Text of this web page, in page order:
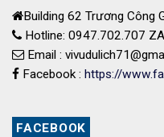
Building 62 Trương Công
Hotline: 0947.702.707
Email :
Facebook : https://
FACEBOOK